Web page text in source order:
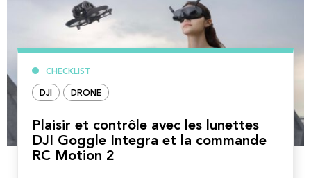
CHECKLIST
DJI DRONE
Plaisir et contrôle avec les lunettes
DJI Goggle Integra et la commande
RC Motion 2